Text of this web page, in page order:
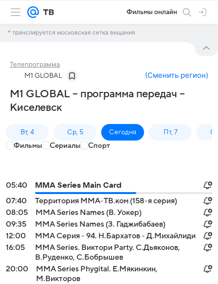
Фильмы онлайн
* транслируется московская сетка вещания
Телепрограмма
M1 GLOBAL (Сменить регион)
M1 GLOBAL – программа передач –
Киселевск
Вт, 4 Ср, 5 Сегодня Пт, 7
Фильмы Сериалы Спорт
05:40
MMA Series Main Card
07:40
Территория ММА-ТВ.ком (158-я серия)
08:05
MMA Series Names (В. Уокер)
09:35
MMA Series Names (З. Гаджибабаев)
12:00
ММА Серия - 94. Н.Бархатов - Д.Михайлиди
16:05
MMA Series. Виктори Party. С.Дьяконов,
В.Руденко, С.Бобрышев
20:00
MMA Series Phygital. Е.Мякинкин,
М.Викторов